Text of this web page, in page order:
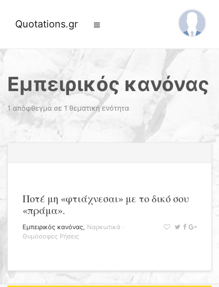
Quotations.gr
Εμπειρικός κανόνας
1 απόφθεγμα σε 1 θεματική ενότητα
Ποτέ μη «φτιάχνεσαι» με το δικό σου
«πράμα».
Εμπειρικός κανόνας, Ναρκωτικά ·
Θυμόσοφες Ρήσεις